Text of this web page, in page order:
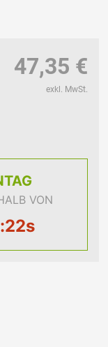
47,35 €
exkl. MwSt.
VON